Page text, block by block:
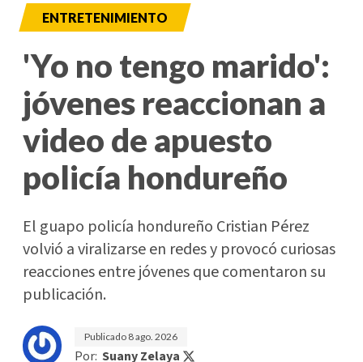
ENTRETENIMIENTO
'Yo no tengo marido':
jóvenes reaccionan a
video de apuesto
policía hondureño
El guapo policía hondureño Cristian Pérez
volvió a viralizarse en redes y provocó curiosas
reacciones entre jóvenes que comentaron su
publicación.
Publicado 8 ago. 2026
Por: Suany Zelaya